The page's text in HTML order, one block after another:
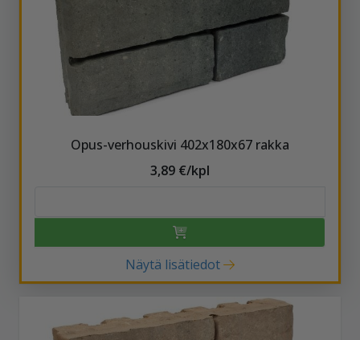
Opus-verhouskivi 402x180x67 rakka
3,89 €/kpl
Näytä lisätiedot